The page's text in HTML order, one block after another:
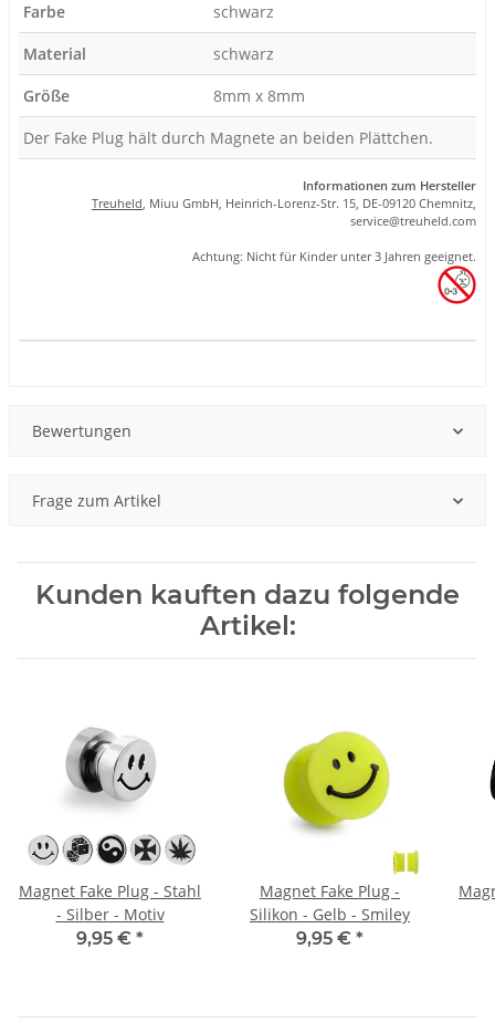
Farbe
schwarz
Material
schwarz
Größe
8mm x 8mm
Der Fake Plug hält durch Magnete an beiden Plättchen.
Informationen zum Hersteller
Treuheld, Miuu GmbH, Heinrich-Lorenz-Str. 15, DE-09120 Chemnitz,
service@treuheld.com
Achtung: Nicht für Kinder unter 3 Jahren geeignet.
Bewertungen
Frage zum Artikel
Kunden kauften dazu folgende
Artikel:
Magnet Fake Plug - Stahl
- Silber - Motiv
9,95 € *
Magnet Fake Plug -
Silikon - Gelb - Smiley
9,95 € *